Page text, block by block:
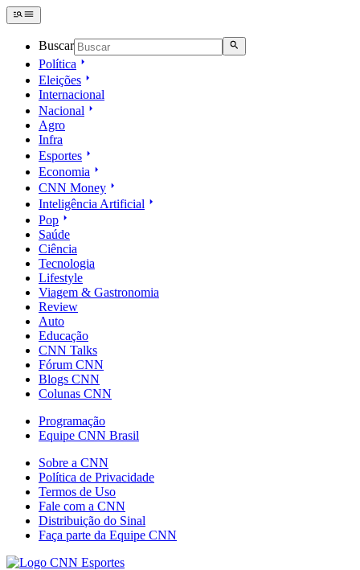
Buscar
Política
Eleições
Internacional
Nacional
Agro
Infra
Esportes
Economia
CNN Money
Inteligência Artificial
Pop
Saúde
Ciência
Tecnologia
Lifestyle
Viagem & Gastronomia
Review
Auto
Educação
CNN Talks
Fórum CNN
Blogs CNN
Colunas CNN
Programação
Equipe CNN Brasil
Sobre a CNN
Política de Privacidade
Termos de Uso
Fale com a CNN
Distribuição do Sinal
Faça parte da Equipe CNN